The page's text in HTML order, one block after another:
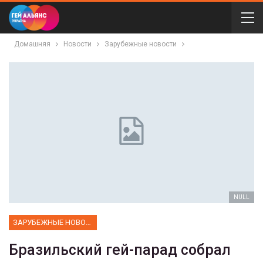
Домашняя Новости Зарубежные новости
NULL
Бразильский гей-парад собрал